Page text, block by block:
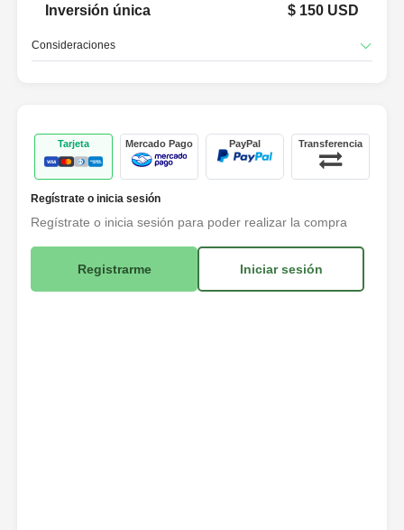
Tarjeta Mercado Pago PayPal Transferencia
Regístrate o inicia sesión
Regístrate o inicia sesión para poder realizar la compra
Registrarme Iniciar sesión
Inversión única
$ 150 USD
Consideraciones